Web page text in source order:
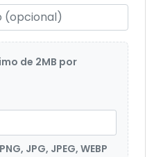
de 2MB por
JPG, JPEG, WEBP